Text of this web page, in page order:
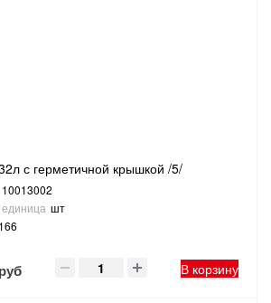
с герметичной крышкой /5/
10013002
шт
В корзину